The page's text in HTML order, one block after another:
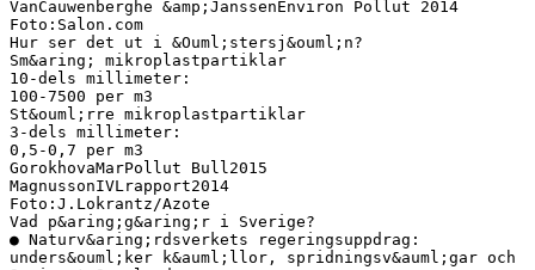
VanCauwenberghe &amp;JanssenEnviron Pollut 2014
Foto:Salon.com
Hur ser det ut i &Ouml;stersj&ouml;n?
Sm&aring; mikroplastpartiklar
10-dels millimeter:
100-7500 per m3
St&ouml;rre mikroplastpartiklar
3-dels millimeter:
0,5-0,7 per m3
GorokhovaMarPollut Bull2015
MagnussonIVLrapport2014
Foto:J.Lokrantz/Azote
Vad p&aring;g&aring;r i Sverige?
● Naturv&aring;rdsverkets regeringsuppdrag:
unders&ouml;ker k&auml;llor, spridningsv&auml;gar och